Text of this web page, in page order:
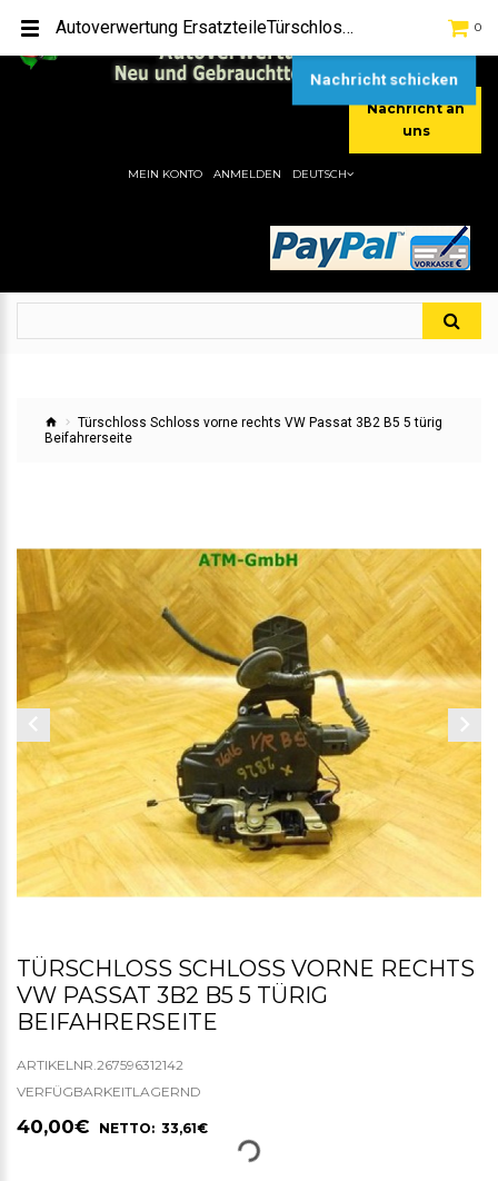
[+49] (0) 2232-5205
[+49] (0) 177 / 4080033
Nachricht an
uns
0
MEIN KONTO ANMELDEN DEUTSCH
Türschloss Schloss vorne rechts VW Passat 3B2 B5 5 türig
Beifahrerseite
TÜRSCHLOSS SCHLOSS VORNE RECHTS
VW PASSAT 3B2 B5 5 TÜRIG
BEIFAHRERSEITE
ARTIKELNR.267596312142
VERFÜGBARKEITLAGERND
40,00€ NETTO: 33,61€
Autoverwertung ErsatzteileTürschloss Schloss vorne rechts VW Passat 3B2 B5 5 türig BeifahrerseiteHier gibt es viele Autoersatzteile, günstigen Preise, gute Qualität
Nachricht schicken